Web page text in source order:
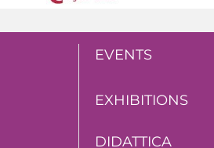
EVENTS
EXHIBITIONS
DIDATTICA